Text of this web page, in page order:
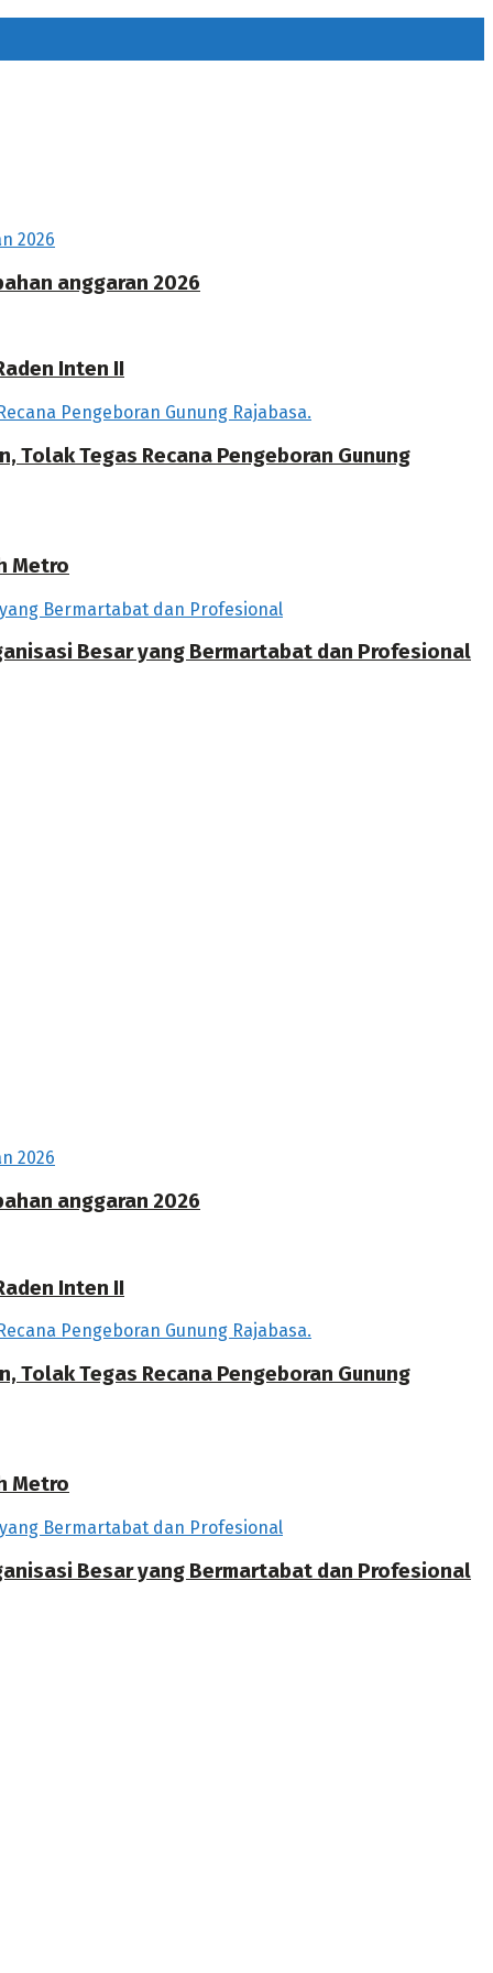
anggaran 2026
Inten II
Tolak Tegas Recana Pengeboran Gunung
Metro
Besar yang Bermartabat dan Profesional
anggaran 2026
Inten II
Tolak Tegas Recana Pengeboran Gunung
Metro
Besar yang Bermartabat dan Profesional